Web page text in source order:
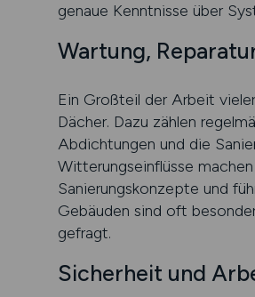
genaue Kenntnisse über
Wartung,
Ein Großteil der Arbeit
Dächer. Dazu zählen
Abdichtungen und die
Witterungseinflüsse
Sanierungskonzepte und
Gebäuden sind oft
gefragt.
Sicherheit und